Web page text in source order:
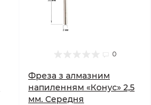
0
Фреза з алмазним
напиленням «Конус» 2,5
мм. Середня